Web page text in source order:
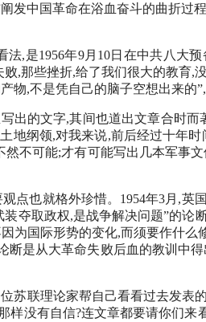
发中国革命在浴血奋斗的曲折
,是1956年9月10日在中共八大
,那些挫折,给了我们很大的教育
,不是凭自己的脑子空想出来的
出的文字,其间也道出文章合时
地纲领,对我来说,前后经过十年
不可能;才有可能写出几本军事
点也就格外珍惜。1954年3月,
夺取政权,是战争解决问题”的论
为国际形势的变化,而须要作什
是从大革命失败后血的教训中
苏联理论家帮自己看看过去发
没有自信?连文章都要请你们